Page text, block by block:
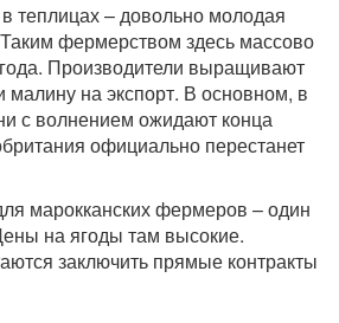
теплицах – довольно молодая
фермерством здесь массово
Производители выращивают
малину на экспорт. В основном, в
с волнением ожидают конца
официально перестанет
марокканских фермеров – один
на ягоды там высокие.
заключить прямые контракты